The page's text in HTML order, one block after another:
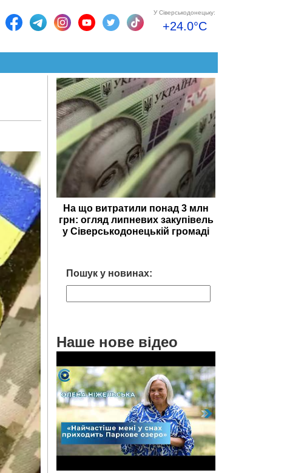
У Сіверськодонецьку:
+24.0°C
На що витратили понад 3 млн
грн: огляд липневих закупівель
у Сіверськодонецькій громаді
Пошук у новинах:
Наше нове відео